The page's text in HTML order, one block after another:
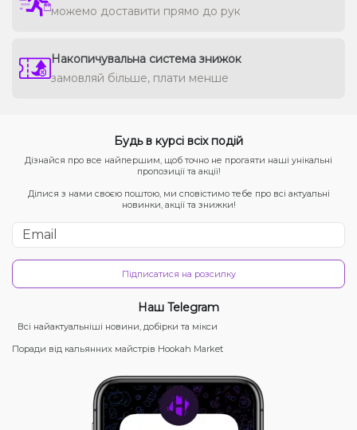
можемо доставити прямо до рук
Накопичувальна система знижок
замовляй більше, плати менше
Будь в курсі всіх подій
Дізнайся про все найпершим, щоб точно не прогаяти наші унікальні
пропозиції та акції!
Ділися з нами своєю поштою, ми сповістимо тебе про всі актуальні
новинки, акції та знижки!
Підписатися на розсилку
Наш Telegram
Всі найактуальніші новини, добірки та мікси
Поради від кальянних майстрів Hookah Market